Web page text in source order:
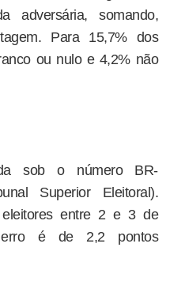
adversária, somando,
Para 15,7% dos
ou nulo e 4,2% não
sob o número BR-
Superior Eleitoral).
eleitores entre 2 e 3 de
é de 2,2 pontos